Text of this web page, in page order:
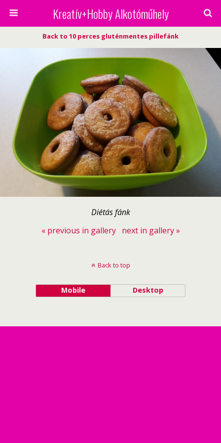
Kreatív+Hobby Alkotóműhely
Back to 10 perces gluténmentes pillefánk
Diétás fánk
« previous in gallery
next in gallery »
Back to top
Mobile Desktop